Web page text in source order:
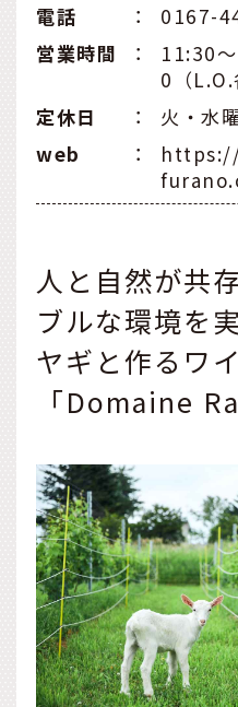
電話
：
0167-
営業時間
：
11:30
0（L.O.
定休⽇
：
火・水
web
：
人と自然が共
ブルな環境を実
ヤギと作るワ
「Domaine